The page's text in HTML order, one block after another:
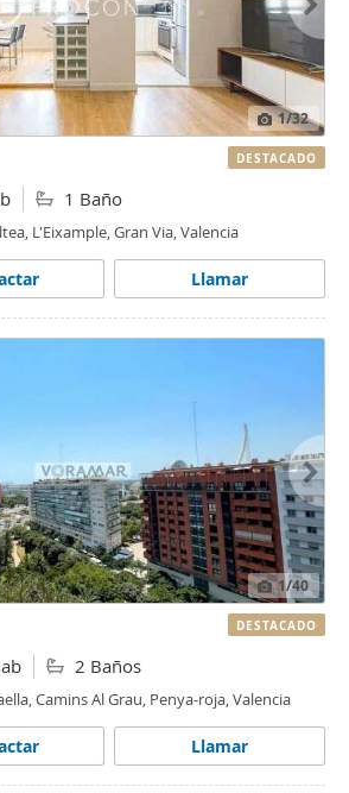
1/32
1 Baño
L'Eixample, Gran Via, Valencia
Llamar
DESTACADO
1/40
2 Baños
Camins Al Grau, Penya-roja, Valencia
Llamar
DESTACADO